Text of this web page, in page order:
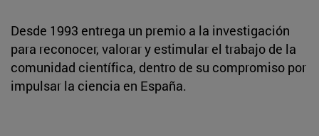
Desde 1993 entrega un premio a la investigación
para reconocer, valorar y estimular el trabajo de la
comunidad científica, dentro de su compromiso por
impulsar la ciencia en España.